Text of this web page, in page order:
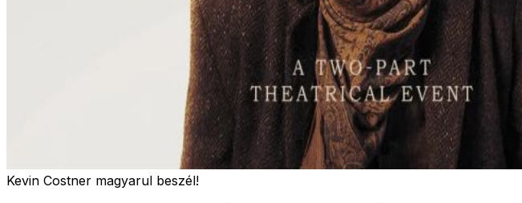
Kevin Costner magyarul beszél!